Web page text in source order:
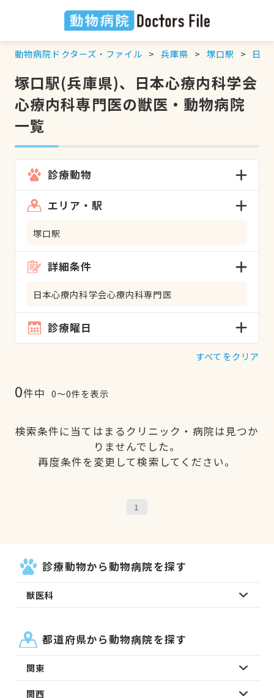
動物病院ドクターズ・ファイル 兵庫県 塚口駅 日本
塚口駅(兵庫県)、日本心療内科学会
心療内科専門医の獣医・動物病院
一覧
診療動物
エリア・駅
塚口駅
詳細条件
日本心療内科学会心療内科専門医
診療曜日
すべてをクリア
0件中 0〜0件を表示
検索条件に当てはまるクリニック・病院は見つか
りませんでした。
再度条件を変更して検索してください。
1
診療動物から動物病院を探す
獣医科
都道府県から動物病院を探す
関東
関西